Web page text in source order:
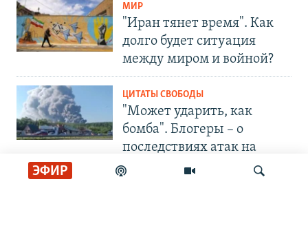
ЭФИР
МИР
"Иран тянет время". Как
долго будет ситуация
между миром и войной?
ЦИТАТЫ СВОБОДЫ
"Может ударить, как
бомба". Блогеры – о
последствиях атак на
Wildberries